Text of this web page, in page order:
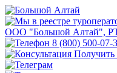
ООО "Большой Алтай",
8 (800) 500-07-
Получить